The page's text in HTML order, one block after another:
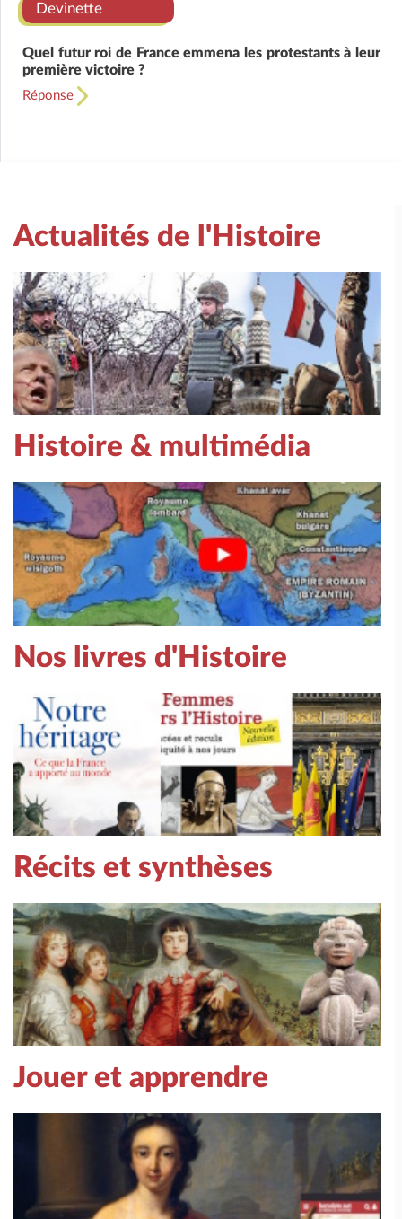
Devinette
Quel futur roi de France emmena les protestants à leur
première victoire ?
Réponse
Actualités de l'Histoire
Histoire & multimédia
Nos livres d'Histoire
Récits et synthèses
Jouer et apprendre